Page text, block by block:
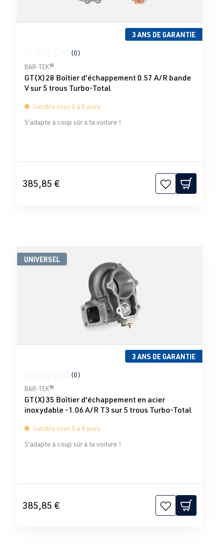
3 ANS DE GARANTIE
Note moyenne de 0 sur 5 étoiles
(0)
BAR-TEK®
GT(X)28 Boîtier d'échappement 0.57 A/R bande
V sur 5 trous Turbo-Total
Livrable sous 5 à 8 jours
S'adapte à coup sûr à ta voiture !
385,85 €
UNIVERSEL
3 ANS DE GARANTIE
Note moyenne de 0 sur 5 étoiles
(0)
BAR-TEK®
GT(X)35 Boîtier d'échappement en acier
inoxydable -1.06 A/R T3 sur 5 trous Turbo-Total
Livrable sous 5 à 8 jours
S'adapte à coup sûr à ta voiture !
385,85 €